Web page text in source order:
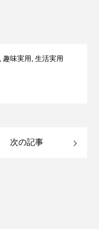
趣味実用 生活実用
次の記事